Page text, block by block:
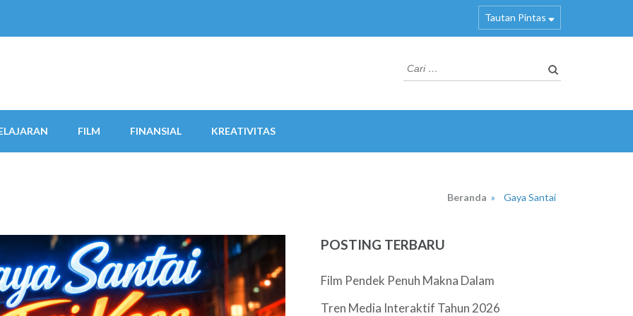
Tautan Pintas
Cari
untuk:
FILM FINANSIAL KREATIVITAS
Beranda » Gaya Santai
POSTING TERBARU
Film Pendek Penuh Makna Dalam
Tren Media Interaktif Tahun 2026